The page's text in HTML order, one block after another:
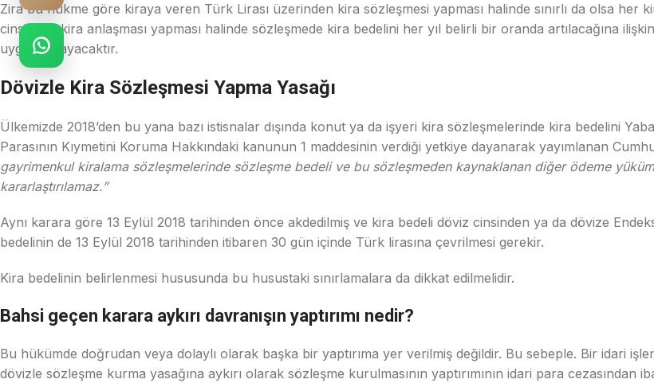
Zira bu hükme göre kiraya veren Türk Lirası üzerinden kira sözleşmesi yapması halinde sınırlı da olsa her
cinsinden kira anlaşması yapması halinde sözleşmede kira bedelini her yıl belirli bir oranda artılacağına
uygulanmayacaktır.
Dövizle Kira Sözleşmesi Yapma Yasağı
Ülkemizde 2018’den bu yana bazı istisnalar dışında konut ya da işyeri kira sözleşmelerinde kira bedelini
Parasının Kıymetini Koruma Hakkındaki kanunun 1 maddesinin verdiği yetkiye dayanarak yayımlanan
gayrimenkul kiralama sözleşmelerinde sözleşme bedeli ve bu sözleşmeden kaynaklanan diğer ödeme
kararlaştırılamaz.”
Aynı karara göre 13 Eylül 2018 tarihinden önce akdedilmiş ve kira bedeli döviz cinsinden ya da dövize
bedelinin de 13 Eylül 2018 tarihinden itibaren 30 gün içinde Türk lirasına çevrilmesi gerekir.
Kira bedelinin belirlenmesi hususunda bu husustaki sınırlamalara da dikkat edilmelidir.
Bahsi geçen karara aykırı davranışın yaptırımı nedir?
Bu hükümde doğrudan veya dolaylı olarak başka bir yaptırıma yer verilmiş değildir. Bu sebeple. Bir idari
dövizle sözleşme kurma yasağına aykırı olarak sözleşme kurulmasının yaptırımının idari para cezasından